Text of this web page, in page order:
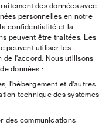
des données avec
personnelles en notre
confidentialité et la
peuvent être traitées. Les
peuvent utiliser les
de l'accord. Nous utilisons
données :
l'hébergement et d'autres
technique des systèmes
des communications